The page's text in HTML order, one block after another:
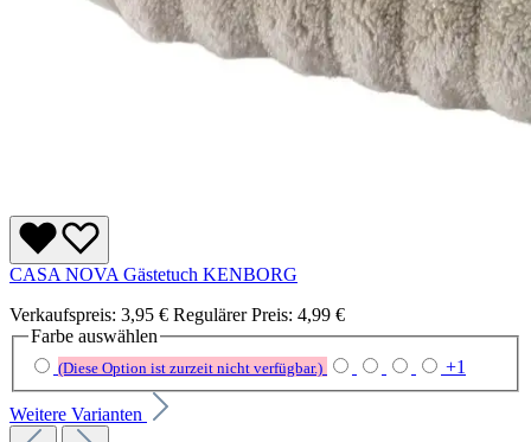
CASA NOVA Gästetuch KENBORG
Verkaufspreis: 3,95 € Regulärer Preis: 4,99 €
Farbe auswählen
(Diese Option ist zurzeit nicht verfügbar.) +1
Weitere Varianten